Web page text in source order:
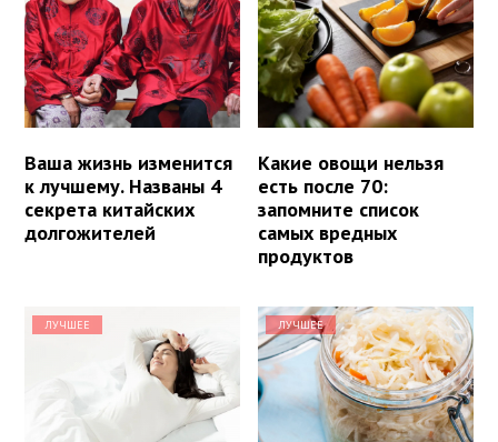
Ваша жизнь изменится
к лучшему. Названы 4
секрета китайских
долгожителей
Какие овощи нельзя
есть после 70:
запомните список
самых вредных
продуктов
ЛУЧШЕЕ ЛУЧШЕЕ